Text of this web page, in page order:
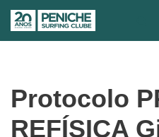
conteúdo
Protocolo
REFÍSICA